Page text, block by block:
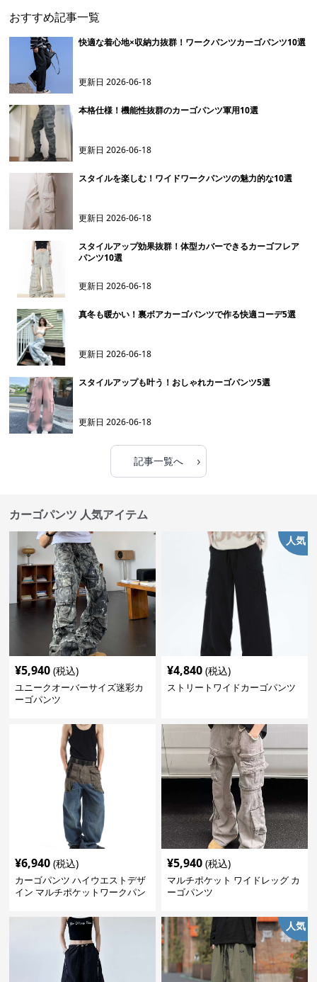
おすすめ記事一覧
快適な着心地×収納力抜群！ワークパンツカーゴパンツ10選
更新日2026-06-18
本格仕様！機能性抜群のカーゴパンツ軍用10選
更新日2026-06-18
スタイルを楽しむ！ワイドワークパンツの魅力的な10選
更新日2026-06-18
スタイルアップ効果抜群！体型カバーできるカーゴフレア
パンツ10選
更新日2026-06-18
真冬も暖かい！裏ボアカーゴパンツで作る快適コーデ5選
更新日2026-06-18
スタイルアップも叶う！おしゃれカーゴパンツ5選
更新日2026-06-18
記事一覧へ ›
カーゴパンツ 人気アイテム
¥5,940 (税込)
ユニークオーバーサイズ迷彩カ
ーゴパンツ
人気
¥4,840 (税込)
ストリートワイドカーゴパンツ
¥6,940 (税込)
カーゴパンツ ハイウエストデザ
イン マルチポケットワークパン
¥5,940 (税込)
マルチポケット ワイドレッグ カ
ーゴパンツ
人気